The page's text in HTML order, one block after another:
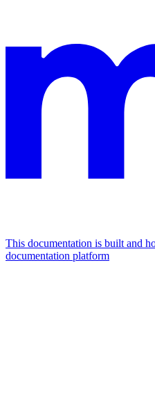
This documentation is built and
documentation platform